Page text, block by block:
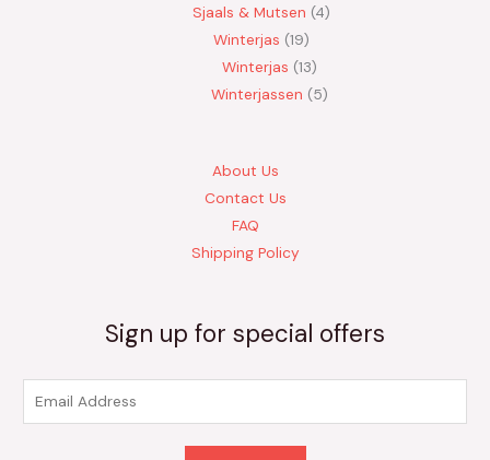
Sjaals & Mutsen 4
Winterjas 19
Winterjas 13
Winterjassen
5
About Us
Contact Us
FAQ
Shipping Policy
Sign up for special offers
m